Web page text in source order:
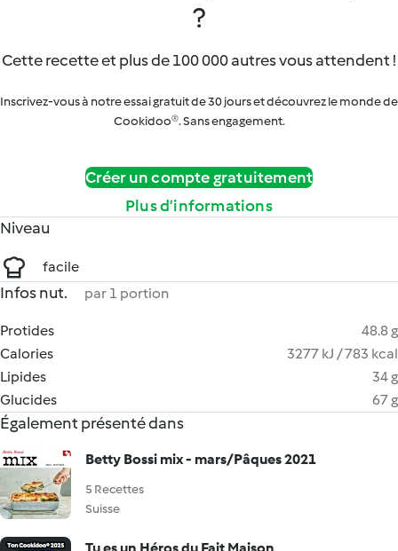
?
Cette recette et plus de 100 000 autres vous attendent !
Inscrivez-vous à notre essai gratuit de 30 jours et découvrez le monde de
Cookidoo®. Sans engagement.
Créer un compte gratuitement
Plus d’informations
Niveau
facile
Infos nut. par 1 portion
Protides
48.8 g
Calories
3277 kJ / 783 kcal
Lipides
34 g
Glucides
67 g
Également présenté dans
Betty Bossi mix - mars/Pâques 2021
5 Recettes
Suisse